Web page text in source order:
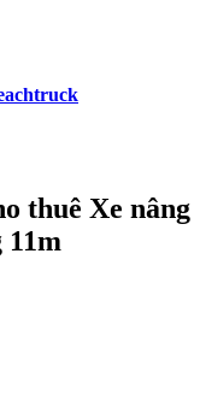
thuê Xe nâng
11m